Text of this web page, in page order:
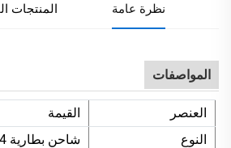
نظرة عامة المنتجات
المواصفات
العنصر
القيمة
النوع
شاحن بطارية Lifepo4 ليثيوم أيون